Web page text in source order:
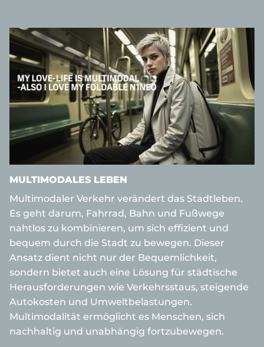
MULTIMODALES LEBEN
Multimodaler Verkehr verändert das Stadtleben.
Es geht darum, Fahrrad, Bahn und Fußwege
nahtlos zu kombinieren, um sich effizient und
bequem durch die Stadt zu bewegen. Dieser
Ansatz dient nicht nur der Bequemlichkeit,
sondern bietet auch eine Lösung für städtische
Herausforderungen wie Verkehrsstaus, steigende
Autokosten und Umweltbelastungen.
Multimodalität ermöglicht es Menschen, sich
nachhaltig und unabhängig fortzubewegen.